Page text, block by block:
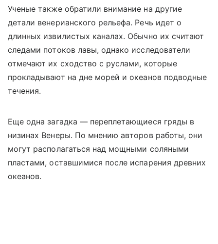
Ученые также обратили внимание на другие
детали венерианского рельефа. Речь идет о
длинных извилистых каналах. Обычно их считают
следами потоков лавы, однако исследователи
отмечают их сходство с руслами, которые
прокладывают на дне морей и океанов подводные
течения.
Еще одна загадка — переплетающиеся гряды в
низинах Венеры. По мнению авторов работы, они
могут располагаться над мощными соляными
пластами, оставшимися после испарения древних
океанов.